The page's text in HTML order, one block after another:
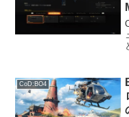
CoD:BO4